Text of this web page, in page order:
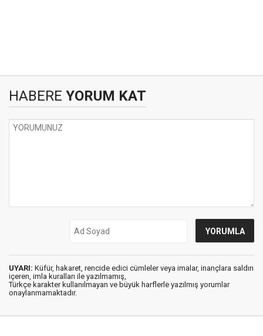
HABERE YORUM KAT
UYARI: Küfür, hakaret, rencide edici cümleler veya imalar, inançlara saldırı
içeren, imla kuralları ile yazılmamış,
Türkçe karakter kullanılmayan ve büyük harflerle yazılmış yorumlar
onaylanmamaktadır.